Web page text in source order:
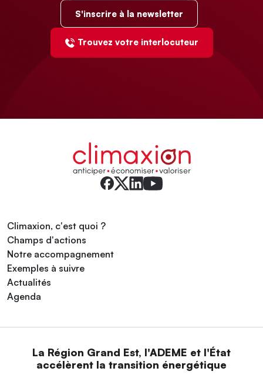
S'inscrire à la newsletter
Trouvez votre interlocuteur
Climaxion, c'est quoi ?
Champs d'actions
Notre accompagnement
Exemples à suivre
Actualités
Agenda
La Région Grand Est, l'ADEME et l'État
accélèrent la transition énergétique